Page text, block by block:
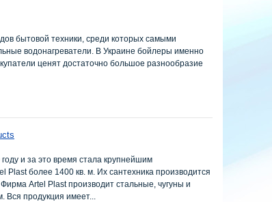
бытовой техники, среди которых самыми
водонагреватели. В Украине бойлеры именно
ценят достаточно большое разнообразие
и за это время стала крупнейшим
Plast более 1400 кв. м. Их сантехника производится
Artel Plast производит стальные, чугуны и
Вся продукция имеет...